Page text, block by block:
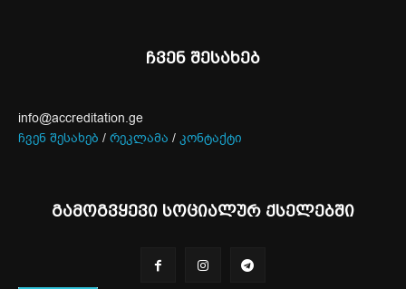
ჩვენ შესახებ
info@accreditation.ge
ჩვენ შესახებ / რეკლამა / კონტაქტი
გამოგვყევი სოციალურ ქსელებში